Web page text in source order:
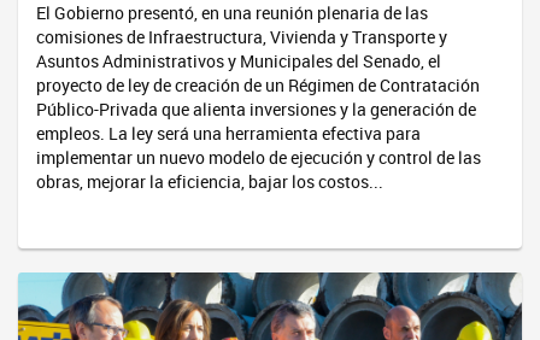
El Gobierno presentó, en una reunión plenaria de las
comisiones de Infraestructura, Vivienda y Transporte y
Asuntos Administrativos y Municipales del Senado, el
proyecto de ley de creación de un Régimen de Contratación
Público-Privada que alienta inversiones y la generación de
empleos. La ley será una herramienta efectiva para
implementar un nuevo modelo de ejecución y control de las
obras, mejorar la eficiencia, bajar los costos...